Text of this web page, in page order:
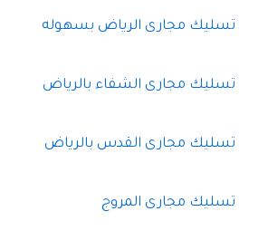
تسليك مجارى الرياض بسهوله
تسليك مجارى الشفاء بالرياض
تسليك مجارى القدس بالرياض
تسليك مجارى المروج